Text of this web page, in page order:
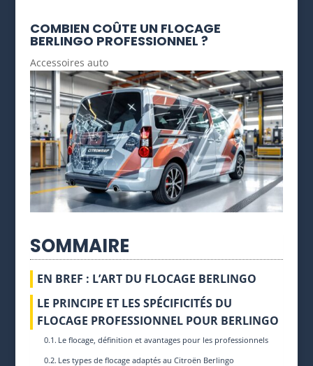
COMBIEN COÛTE UN FLOCAGE
BERLINGO PROFESSIONNEL ?
Accessoires auto
SOMMAIRE
EN BREF : L’ART DU FLOCAGE BERLINGO
LE PRINCIPE ET LES SPÉCIFICITÉS DU
FLOCAGE PROFESSIONNEL POUR BERLINGO
Le flocage, définition et avantages pour les professionnels
Les types de flocage adaptés au Citroën Berlingo